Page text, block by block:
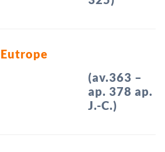
Eutrope
(av.363 –
ap. 378 ap.
J.-C.)